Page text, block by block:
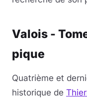
Valois -
pique
Quatrième et
historique de